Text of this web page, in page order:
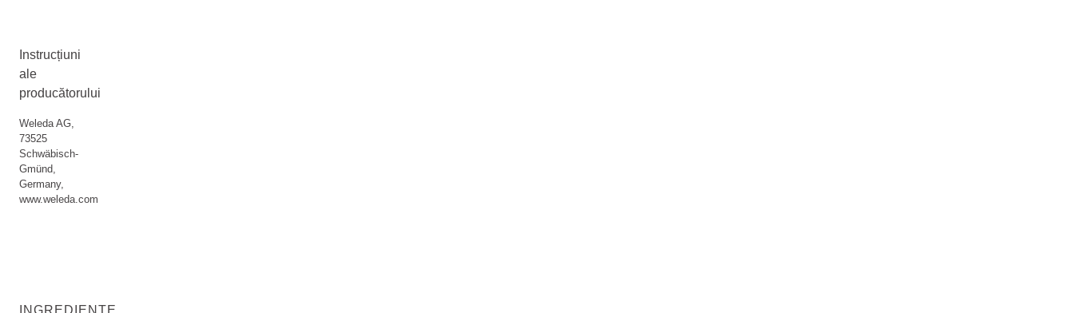
Instrucțiuni
ale
producătorului
Weleda AG,
73525
Schwäbisch-
Gmünd,
Germany,
www.weleda.com
INGREDIENTE